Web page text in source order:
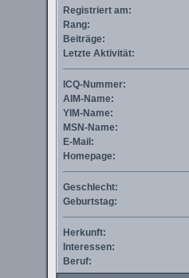
Registriert am:
Rang:
Beiträge:
Letzte Aktivität:
ICQ-Nummer:
AIM-Name:
YIM-Name:
MSN-Name:
E-Mail:
Homepage:
Geschlecht:
Geburtstag:
Herkunft:
Interessen:
Beruf: